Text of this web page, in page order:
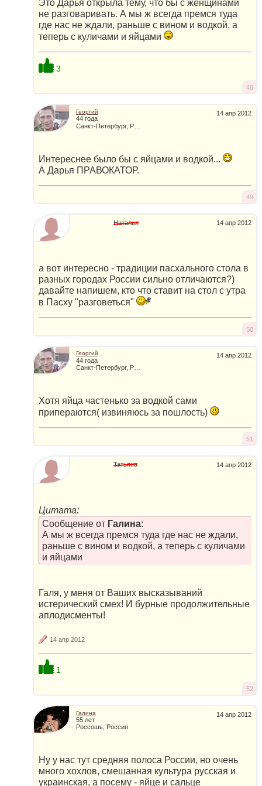
Это Дарья открыла тему, что бы с женщинами
не разговаривать. А мы ж всегда премся туда
где нас не ждали, раньше с вином и водкой, а
теперь с куличами и яйцами
3
48
14 апр 2012
Георгий
44 года
Интереснее было бы с яйцами и водкой...
А Дарья ПРАВОКАТОР.
49
14 апр 2012
Наталья
а вот интересно - традиции пасхального стола в
разных городах России сильно отличаются?)
давайте напишем, кто что ставит на стол с утра
в Пасху "разговеться"
50
14 апр 2012
Георгий
44 года
Хотя яйца частенько за водкой сами
припераются( извиняюсь за пошлость)
51
14 апр 2012
Татьяна
Цитата:
Сообщение от Галина:
А мы ж всегда премся туда где нас не ждали,
раньше с вином и водкой, а теперь с куличами
и яйцами
Галя, у меня от Ваших высказываний
истерический смех! И бурные продолжительные
аплодисменты!
14 апр 2012
1
52
14 апр 2012
Галина
55 лет
Россошь, Россия
Ну у нас тут средняя полоса России, но очень
много хохлов, смешанная культура русская и
украинская, а посему - яйце и сальце